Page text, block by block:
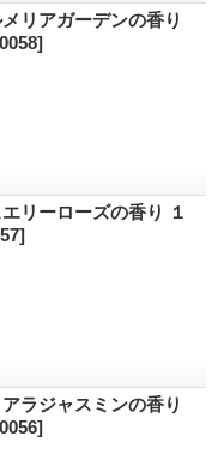
リアガーデンの香り
リーローズの香り １
ラジャスミンの香り